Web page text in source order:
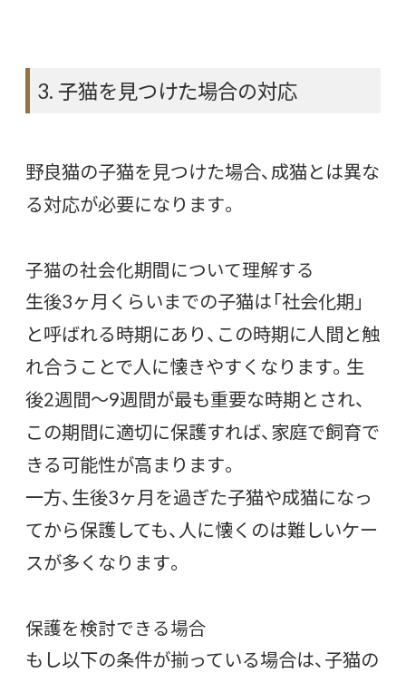
3. 子猫を見つけた場合の対応
野良猫の子猫を見つけた場合、成猫とは異な
る対応が必要になります。
子猫の社会化期間について理解する
生後3ヶ月くらいまでの子猫は「社会化期」
と呼ばれる時期にあり、この時期に人間と触
れ合うことで人に懐きやすくなります。生
後2週間〜9週間が最も重要な時期とされ、
この期間に適切に保護すれば、家庭で飼育で
きる可能性が高まります。
一方、生後3ヶ月を過ぎた子猫や成猫になっ
てから保護しても、人に懐くのは難しいケー
スが多くなります。
保護を検討できる場合
もし以下の条件が揃っている場合は、子猫の